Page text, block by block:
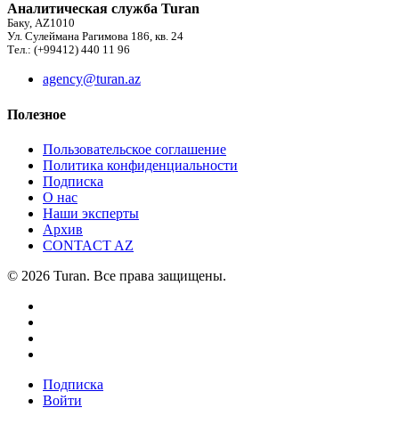
Аналитическая служба Turan
Баку, AZ1010
Ул. Сулеймана Рагимова 186, кв. 24
Тел.: (+99412) 440 11 96
agency@turan.az
Полезное
Пользовательское соглашение
Политика конфиденциальности
Подписка
О нас
Наши эксперты
Архив
CONTACT AZ
© 2026 Turan. Все права защищены.
Подписка
Войти